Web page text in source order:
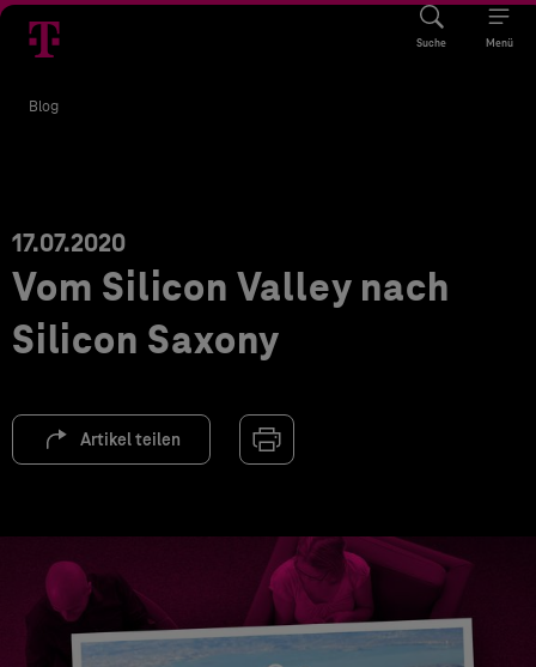
Suche Menü
Blog
17.07.2020
Vom Silicon Valley nach
Silicon Saxony
Artikel teilen